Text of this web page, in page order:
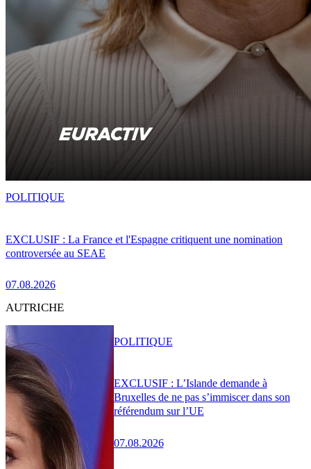
EXCLUSIF : La France et l'Espagne critiquent une nomination
controversée au SEAE
07.08.2026
POLITIQUE
AUTRICHE
EXCLUSIF : L’Islande demande à
Bruxelles de ne pas s’immiscer dans son
référendum sur l’UE
07.08.2026
POLITIQUE